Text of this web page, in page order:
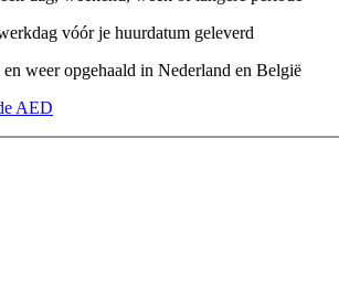
vóór je huurdatum geleverd
weer opgehaald in Nederland en België
AED